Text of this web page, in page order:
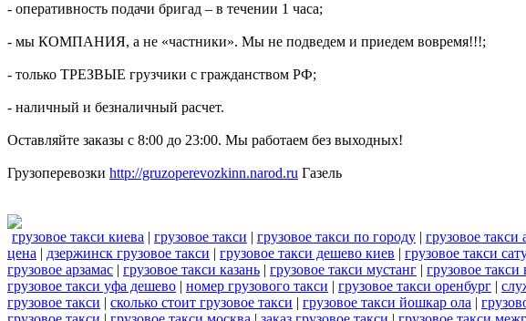
- оперативность подачи бригад – в течении 1 часа;
- мы КОМПАНИЯ, а не «частники». Мы не подведем и приедем вовремя!!!;
- только ТРЕЗВЫЕ грузчики с гражданством РФ;
- наличный и безналичный расчет.
Оставляйте заказы с 8:00 до 23:00. Мы работаем без выходных!
Грузоперевозки http://gruzoperevozkinn.narod.ru Газель
грузовое такси киева | грузовое такси | грузовое такси по городу | грузовое такси
цена | дзержинск грузовое такси | грузовое такси дешево киев | грузовое такси
грузовое арзамас | грузовое такси казань | грузовое такси мустанг | грузовое
грузовое такси уфа дешево | номер грузового такси | грузовое такси оренбург |
грузовое такси | сколько стоит грузовое такси | грузовое такси йошкар ола |